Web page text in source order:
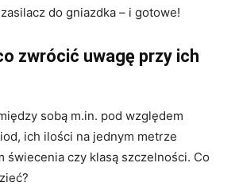
do gniazdka – i gotowe!
zwrócić uwagę przy ich
sobą m.in. pod względem
ich ilości na jednym metrze
świecenia czy klasą szczelności. Co